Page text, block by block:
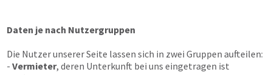
Daten je nach Nutzergruppen
Die Nutzer unserer Seite lassen sich in zwei Gruppen aufteilen:
- Vermieter, deren Unterkunft bei uns eingetragen ist